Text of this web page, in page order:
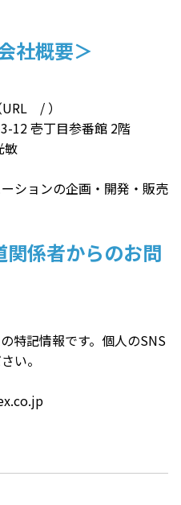
社概要＞
/ ）
12 壱丁目参番館 2階
敏
ションの企画・開発・販売
関係者からのお問
特記情報です。個人のSNS
い。